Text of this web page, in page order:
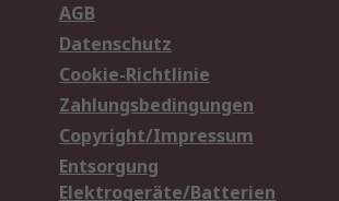
AGB
Datenschutz
Cookie-Richtlinie
Zahlungsbedingungen
Copyright/Impressum
Entsorgung
Elektrogeräte/Batterien